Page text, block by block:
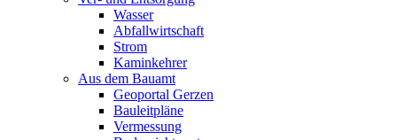
Wasser
Abfallwirtschaft
Strom
Kaminkehrer
Aus dem Bauamt
Geoportal Gerzen
Bauleitpläne
Vermessung